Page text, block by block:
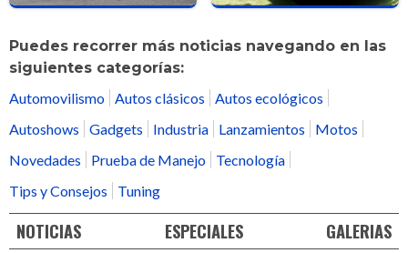
Puedes recorrer más noticias navegando en las
siguientes categorías:
Automovilismo Autos clásicos
Autos ecológicos
Autoshows
Gadgets Industria Lanzamientos
Motos
Novedades
Prueba de Manejo
Tecnología
Tips y Consejos
Tuning
NOTICIAS ESPECIALES GALERIAS